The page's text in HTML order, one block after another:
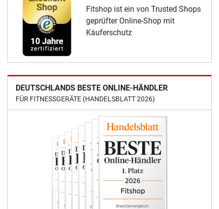
Fitshop ist ein von Trusted Shops
geprüfter Online-Shop mit
Käuferschutz
DEUTSCHLANDS BESTE ONLINE-HÄNDLER
FÜR FITNESSGERÄTE (HANDELSBLATT 2026)